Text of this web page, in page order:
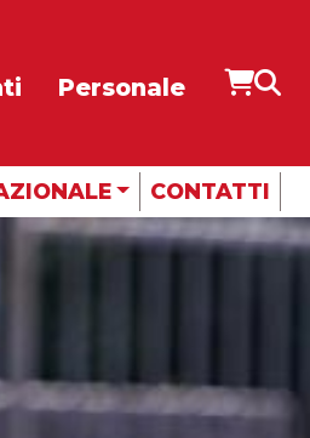
Personale
CONTATTI